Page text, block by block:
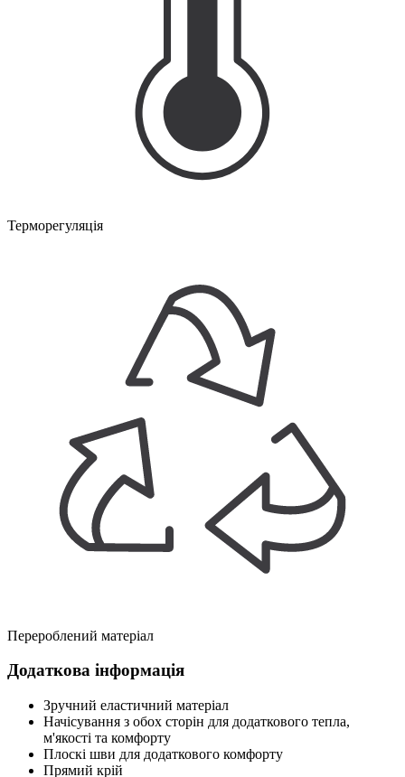
Терморегуляція
Перероблений матеріал
Додаткова інформація
Зручний еластичний матеріал
Начісування з обох сторін для додаткового тепла,
м'якості та комфорту
Плоскі шви для додаткового комфорту
Прямий крій